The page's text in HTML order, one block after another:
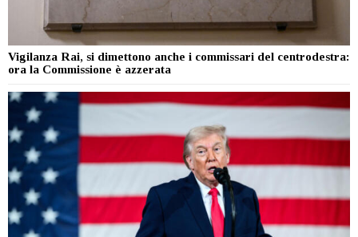
Vigilanza Rai, si dimettono anche i commissari del centrodestra:
ora la Commissione è azzerata